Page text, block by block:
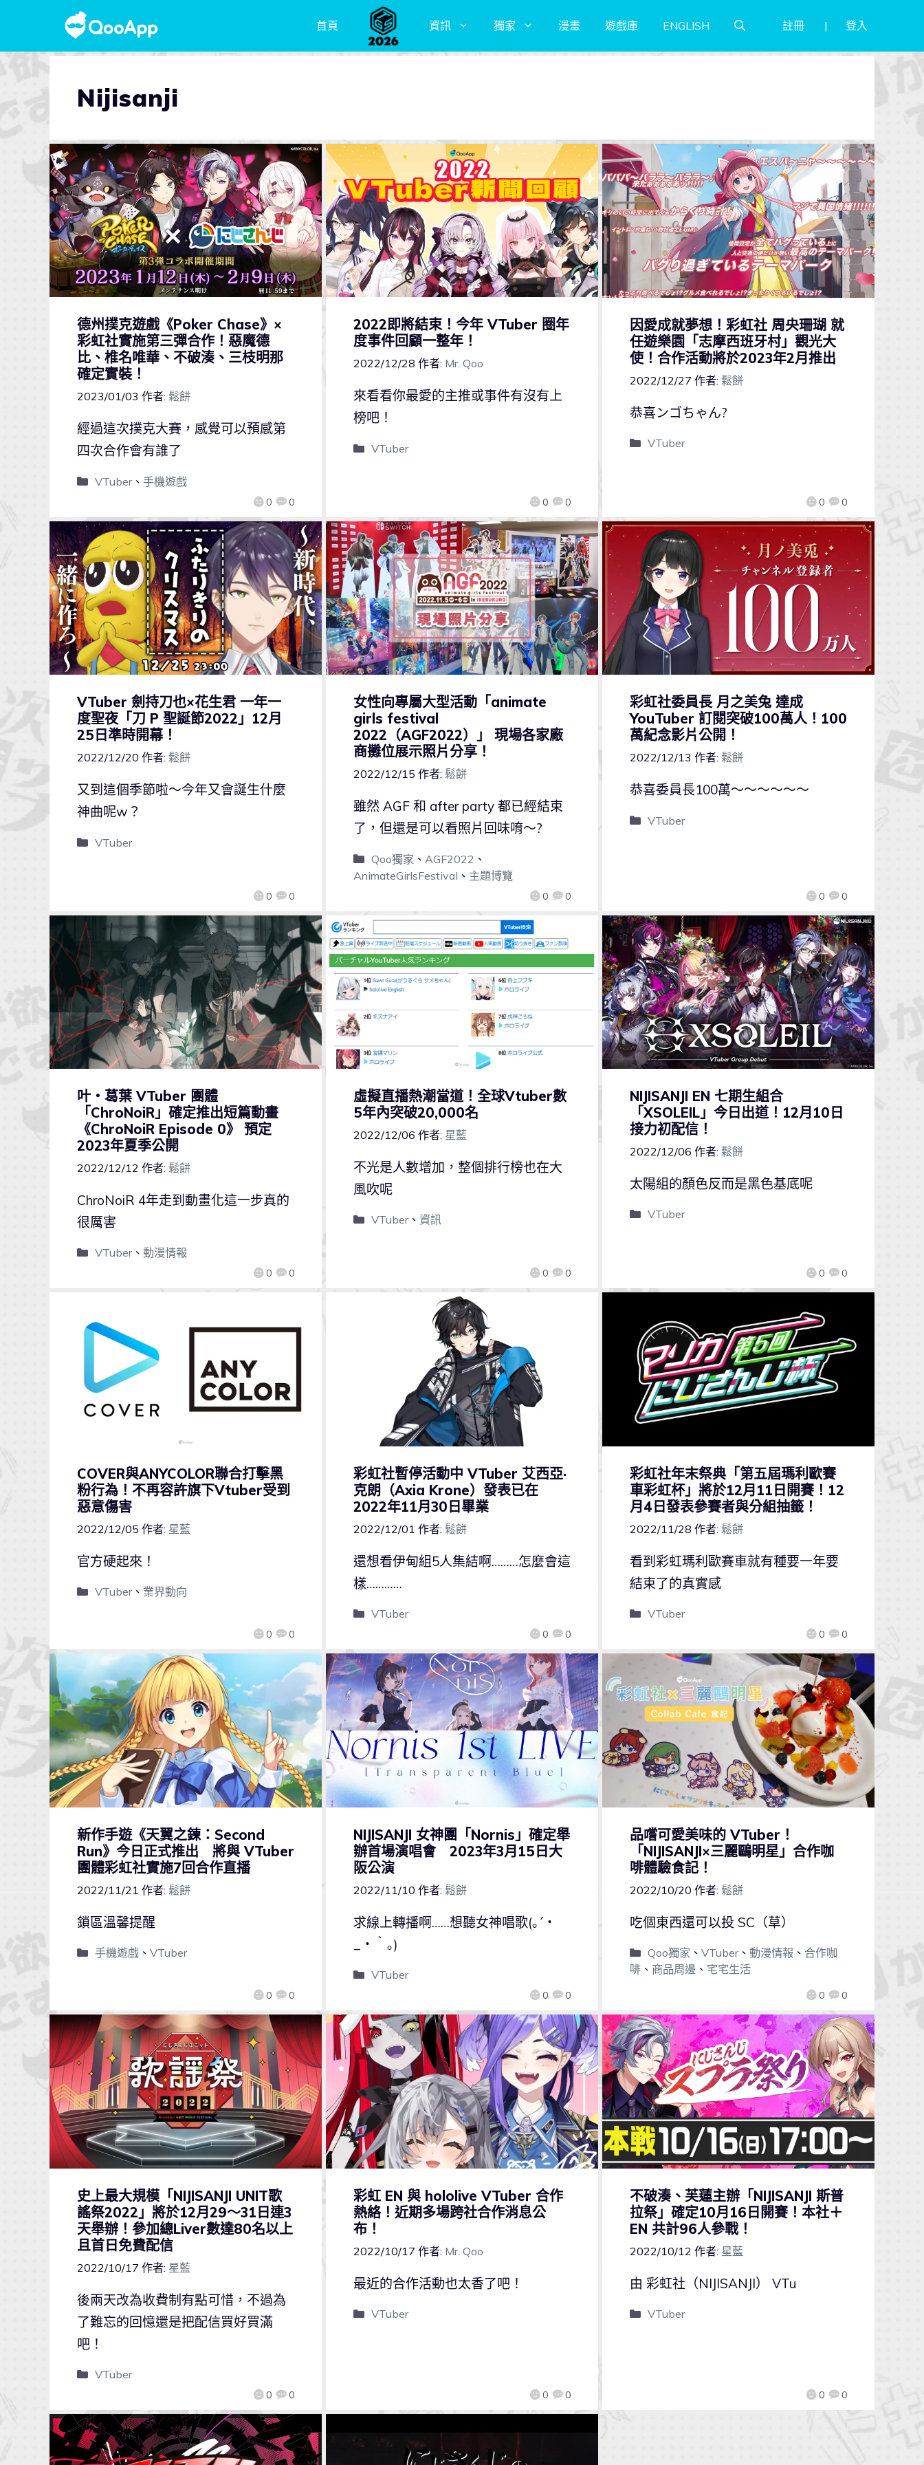
首頁 資訊 獨家 漫畫 遊戲庫 ENGLISH 註冊 登入
Nijisanji
德州撲克遊戲《Poker Chase》×
彩虹社實施第三彈合作！惡魔德
比、椎名唯華、不破湊、三枝明那
確定實裝！
2023/01/03 作者: 鬆餅
0 0
經過這次撲克大賽，感覺可以預感第
四次合作會有誰了
VTuber、 手機遊戲
2022即將結束！今年 VTuber 圈年
度事件回顧一整年！
2022/12/28 作者: Mr. Qoo
0 0
來看看你最愛的主推或事件有沒有上
榜吧！
VTuber
因愛成就夢想！彩虹社 周央珊瑚 就
任遊樂園「志摩西班牙村」觀光大
使！合作活動將於2023年2月推出
2022/12/27 作者: 鬆餅
0 0
恭喜ンゴちゃん?
VTuber
VTuber 劍持刀也×花生君 一年一
度聖夜「刀 P 聖誕節2022」12月
25日準時開幕！
2022/12/20 作者: 鬆餅
0 0
又到這個季節啦～今年又會誕生什麼
神曲呢w？
VTuber
女性向專屬大型活動「animate
girls festival
2022（AGF2022）」 現場各家廠
商攤位展示照片分享！
2022/12/15 作者: 鬆餅
0 0
雖然 AGF 和 after party 都已經結束
了，但還是可以看照片回味唷～?
Qoo獨家 、 AGF2022 、
AnimateGirlsFestival 、 主題博覽
彩虹社委員長 月之美兔 達成
YouTuber 訂閱突破100萬人！100
萬紀念影片公開！
2022/12/13 作者: 鬆餅
0 0
恭喜委員長100萬～～～～～～
VTuber
叶・葛葉 VTuber 團體
「ChroNoiR」確定推出短篇動畫
《ChroNoiR Episode 0》 預定
2023年夏季公開
2022/12/12 作者: 鬆餅
0 0
ChroNoiR 4年走到動畫化這一步真的
很厲害
VTuber、 動漫情報
虛擬直播熱潮當道！全球Vtuber數
5年內突破20,000名
2022/12/06 作者: 星藍
0 0
不光是人數增加，整個排行榜也在大
風吹呢
VTuber、 資訊
NIJISANJI EN 七期生組合
「XSOLEIL」今日出道！12月10日
接力初配信！
2022/12/06 作者: 鬆餅
0 0
太陽組的顏色反而是黑色基底呢
VTuber
COVER與ANYCOLOR聯合打擊黑
粉行為！不再容許旗下Vtuber受到
惡意傷害
2022/12/05 作者: 星藍
0 0
官方硬起來！
VTuber、 業界動向
彩虹社暫停活動中 VTuber 艾西亞·
克朗（Axia Krone）發表已在
2022年11月30日畢業
2022/12/01 作者: 鬆餅
0 0
還想看伊甸組5人集結啊………怎麼會這
樣…………
VTuber
彩虹社年末祭典「第五屆瑪利歐賽
車彩虹杯」將於12月11日開賽！12
月4日發表參賽者與分組抽籤！
2022/11/28 作者: 鬆餅
0 0
看到彩虹瑪利歐賽車就有種要一年要
結束了的真實感
VTuber
新作手遊《天翼之鍊：Second
Run》今日正式推出 將與 VTuber
團體彩虹社實施7回合作直播
2022/11/21 作者: 鬆餅
0 0
鎖區溫馨提醒
手機遊戲、 VTuber
NIJISANJI 女神團「Nornis」確定舉
辦首場演唱會 2023年3月15日大
阪公演
2022/11/10 作者: 鬆餅
0 0
求線上轉播啊……想聽女神唱歌(｡´・
_・｀｡)
VTuber
品嚐可愛美味的 VTuber！
「NIJISANJI×三麗鷗明星」合作咖
啡體驗食記！
2022/10/20 作者: 鬆餅
0 0
吃個東西還可以投 SC（草）
Qoo獨家 、 VTuber、 動漫情報 、 合作咖
啡、 商品周邊 、 宅宅生活
史上最大規模「NIJISANJI UNIT歌
謠祭2022」將於12月29～31日連3
天舉辦！參加總Liver數達80名以上
且首日免費配信
2022/10/17 作者: 星藍
0 0
後兩天改為收費制有點可惜，不過為
了難忘的回憶還是把配信買好買滿
吧！
VTuber
彩虹 EN 與 hololive VTuber 合作
熱絡！近期多場跨社合作消息公
布！
2022/10/17 作者: Mr. Qoo
0 0
最近的合作活動也太香了吧！
VTuber
不破湊、芙蓮主辦「NIJISANJI 斯普
拉祭」確定10月16日開賽！本社＋
EN 共計96人參戰！
2022/10/12 作者: 星藍
0 0
由 彩虹社（NIJISANJI） VTu
VTuber